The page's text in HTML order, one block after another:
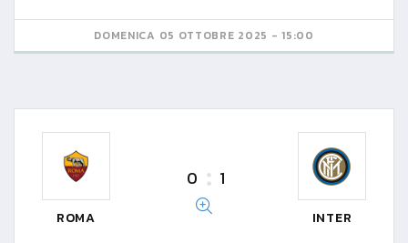
DOMENICA 05 OTTOBRE 2025 - 15:00
ROMA
0 1
INTER